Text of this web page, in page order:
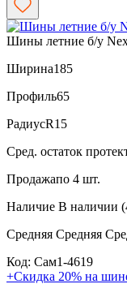
Шины летние б/у
Ширина185
Профиль65
РадиусR15
Сред. остаток
Продажапо 4 шт.
Наличие В наличии
Средняя Средняя
Код: Сам1-4619
+Скидка 20% на